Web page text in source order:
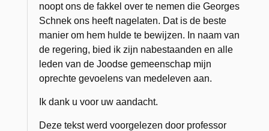
noopt ons de fakkel over te nemen die Georges
Schnek ons heeft nagelaten. Dat is de beste
manier om hem hulde te bewijzen. In naam van
de regering, bied ik zijn nabestaanden en alle
leden van de Joodse gemeenschap mijn
oprechte gevoelens van medeleven aan.
Ik dank u voor uw aandacht.
Deze tekst werd voorgelezen door professor